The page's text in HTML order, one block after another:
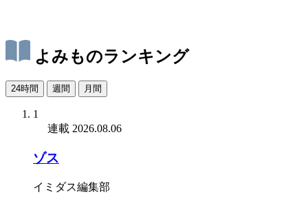
よみものランキング
24時間 週間 月間
1
連載 2026.08.06
ゾス
イミダス編集部